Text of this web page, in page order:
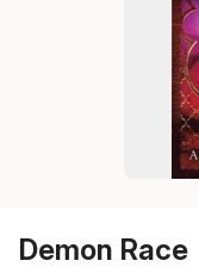
Demon Race